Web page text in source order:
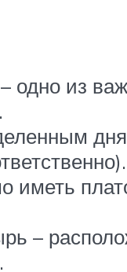
одно из
иметь
–